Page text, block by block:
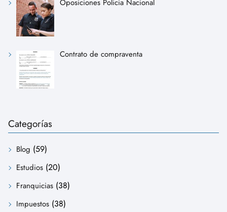
Oposiciones Policia Nacional
Contrato de compraventa
Categorías
Blog (59)
Estudios (20)
Franquicias (38)
Impuestos (38)